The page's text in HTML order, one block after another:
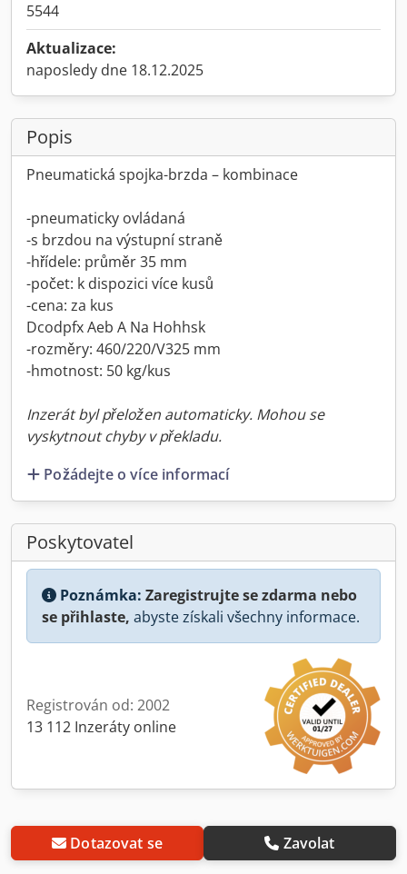
5544
Aktualizace:
naposledy dne 18.12.2025
Popis
Pneumatická spojka-brzda – kombinace
-pneumaticky ovládaná
-s brzdou na výstupní straně
-hřídele: průměr 35 mm
-počet: k dispozici více kusů
-cena: za kus
Dcodpfx Aeb A Na Hohhsk
-rozměry: 460/220/V325 mm
-hmotnost: 50 kg/kus
Inzerát byl přeložen automaticky. Mohou se
vyskytnout chyby v překladu.
Požádejte o více informací
Poskytovatel
Poznámka: Zaregistrujte se zdarma nebo
se přihlaste, abyste získali všechny informace.
Registrován od: 2002
13 112 Inzeráty online
Dotazovat se Zavolat